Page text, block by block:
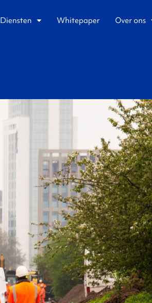
Diensten Whitepaper Over ons